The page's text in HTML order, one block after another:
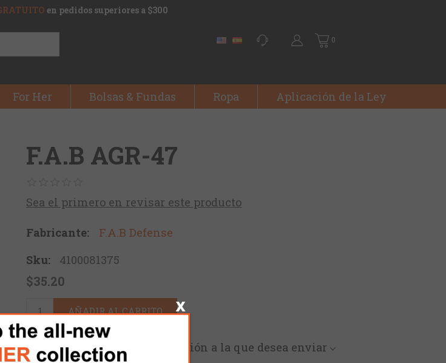
en pedidos superiores a $300
0
For Her Bolsas & Fundas Ropa Aplicación de la Ley
F.A.B AGR-47
Sea el primero en revisar este producto
Fabricante:
F.A.B Defense
Sku:
4100081375
$35.20
AÑADIR AL CARRITO
Por favor, seleccione la dirección a la que desea enviar